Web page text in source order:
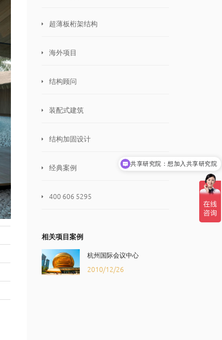
超薄板桁架结构
海外项目
结构顾问
装配式建筑
结构加固设计
经典案例
400 606 5295
相关项目案例
杭州国际会议中心
2010/12/26
共享研究院：想加入共享研究院